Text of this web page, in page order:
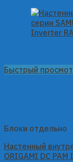
Быстрый
Блоки отдельно
Настенный
ORIGAMI DC